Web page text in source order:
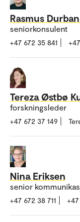
Rasmus
seniorkonsulent
+47 672 35 841
Tereza Østbø
forskningsleder
+47 672 37 149
Nina Eriksen
senior
+47 672 38 711